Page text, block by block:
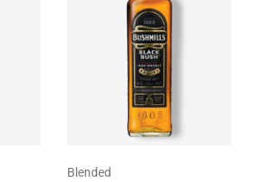
Blended